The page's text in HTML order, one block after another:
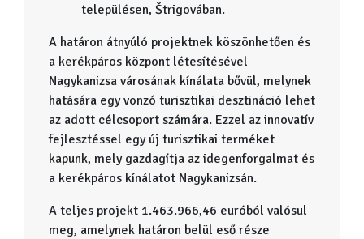
településen, Štrigovában.
A határon átnyúló projektnek köszönhetően és
a kerékpáros központ létesítésével
Nagykanizsa városának kínálata bővül, melynek
hatására egy vonzó turisztikai desztináció lehet
az adott célcsoport számára. Ezzel az innovatív
fejlesztéssel egy új turisztikai terméket
kapunk, mely gazdagítja az idegenforgalmat és
a kerékpáros kínálatot Nagykanizsán.
A teljes projekt 1.463.966,46 euróból valósul
meg, amelynek határon belül eső része